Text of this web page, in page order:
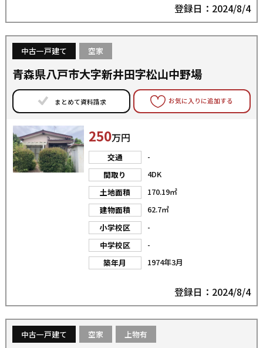
登録日：2024/8/4
中古一戸建て 空家
青森県八戸市大字新井田字松山中野場
まとめて資料請求 お気に入りに追加する
250万円
交通
-
間取り
4DK
土地面積
170.19㎡
建物面積
62.7㎡
小学校区
-
中学校区
-
築年月
1974年3月
登録日：2024/8/4
中古一戸建て 空家 上物有